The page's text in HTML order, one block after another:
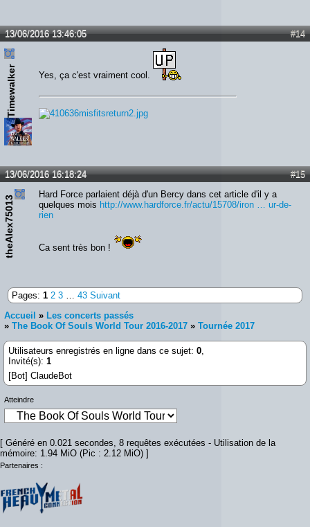
#14
13/06/2016 13:46:05
Timewalker Yes, ça c'est vraiment cool.
#15
13/06/2016 16:18:24
theAlex75013
Hard Force parlaient déjà d'un Bercy dans cet article d'il y a
quelques mois http://www.hardforce.fr/actu/15708/iron … ur-de-
rien
Ca sent très bon !
Pages: 1 2 3 43 Suivant
Accueil » Les concerts passés
» The Book Of Souls World Tour 2016-2017 » Tournée 2017
Utilisateurs enregistrés en ligne dans ce sujet: 0
Invité(s): 1
[Bot] ClaudeBot
Atteindre
[ Généré en 0.021 secondes, 8 requêtes exécutées - Utilisation de la
mémoire: 1.94 MiO (Pic : 2.12 MiO) ]
Partenaires :